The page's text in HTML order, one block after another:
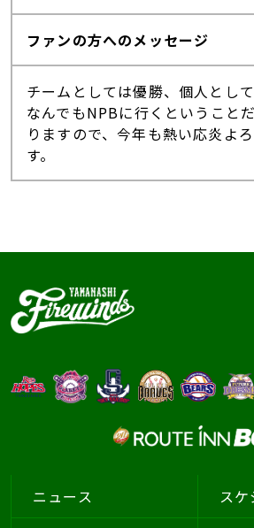
ファンの方へのメッセージ
チームとしては優勝、個人とし
なんでもNPBに行くということ
りますので、今年も熱い応炎よ
す。
ニュース スケ